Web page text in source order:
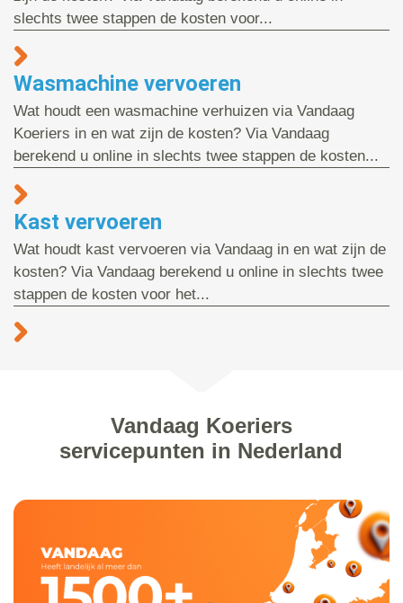
slechts twee stappen de kosten voor...
Wasmachine vervoeren
Wat houdt een wasmachine verhuizen via Vandaag
Koeriers in en wat zijn de kosten? Via Vandaag
berekend u online in slechts twee stappen de kosten...
Kast vervoeren
Wat houdt kast vervoeren via Vandaag in en wat zijn de
kosten? Via Vandaag berekend u online in slechts twee
stappen de kosten voor het...
Vandaag Koeriers
servicepunten in Nederland